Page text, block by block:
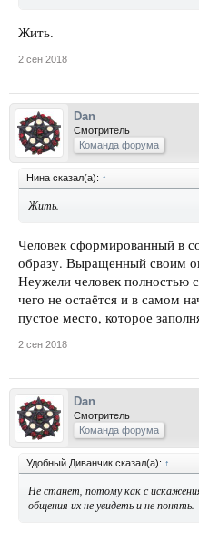
Жить.
2 сен 2018
Dan
Смотритель
Команда форума
Нина сказал(а): ↑
Жить.
Человек сформированный в
образу. Выращенный своим
Неужели человек полностью
чего не остаётся и в самом
пустое место, которое
2 сен 2018
Dan
Смотритель
Команда форума
Удобный Диванчик сказал(а): ↑
Не станет, потому как с
общения их не увидеть и не понять.